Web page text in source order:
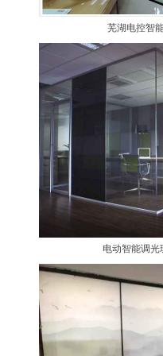
芜湖电控智
电动智能调光